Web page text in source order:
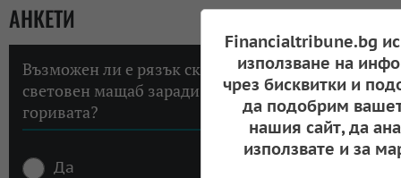
АНКЕТИ
Възможен ли е рязък скок на инфлацията в
световен мащаб заради високите цени на
горивата?
Да
Financialtribune.bg
използване на
чрез бисквитки и
да подобрим
нашия сайт, да
използвате и за